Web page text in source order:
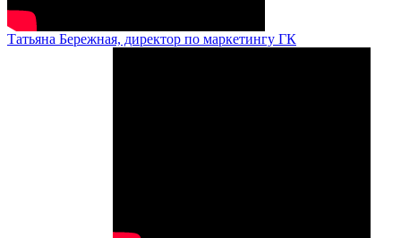
Татьяна Бережная, директор по маркетингу ГК